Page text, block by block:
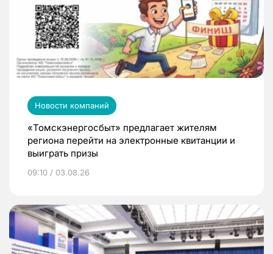
Новости компаний
«Томскэнергосбыт» предлагает жителям
региона перейти на электронные квитанции и
выиграть призы
09:10 / 03.08.26